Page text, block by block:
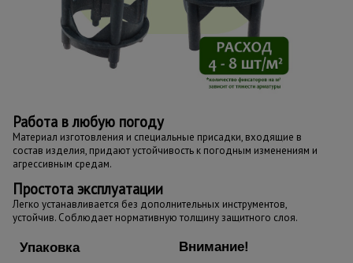
Работа в любую погоду
Материал изготовления и специальные присадки, входящие в
состав изделия, придают устойчивость к погодным изменениям и
агрессивным средам.
Простота эксплуатации
Легко устанавливается без дополнительных инструментов,
устойчив. Соблюдает нормативную толщину защитного слоя.
Упаковка Внимание!